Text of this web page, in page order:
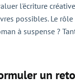
l'écriture
possibles. Le
à suspense ?
un